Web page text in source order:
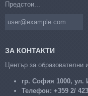
Предстои...
ЗА КОНТАКТИ
Център за образователни
гр. София 1000, ул.
Телефон: +359 2/